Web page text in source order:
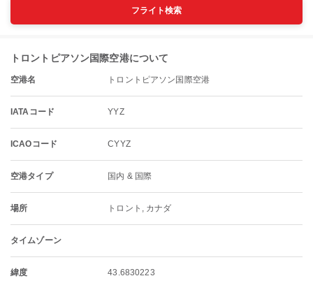
フライト検索
トロントピアソン国際空港について
空港名 トロントピアソン国際空港
IATAコード YYZ
ICAOコード CYYZ
空港タイプ 国内 & 国際
場所 トロント, カナダ
タイムゾーン
緯度 43.6830223